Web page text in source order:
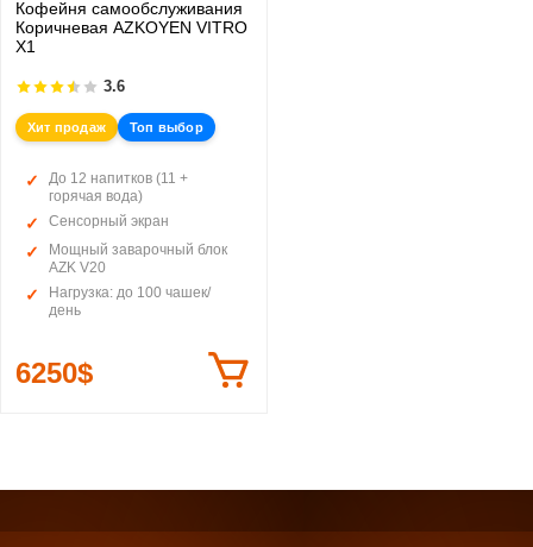
Кофейня самообслуживания
Коричневая AZKOYEN VITRO
X1
3.6
Хит продаж Топ выбор
До 12 напитков (11 +
горячая вода)
Сенсорный экран
Мощный заварочный блок
AZK V20
Нагрузка: до 100 чашек/
день
6250$